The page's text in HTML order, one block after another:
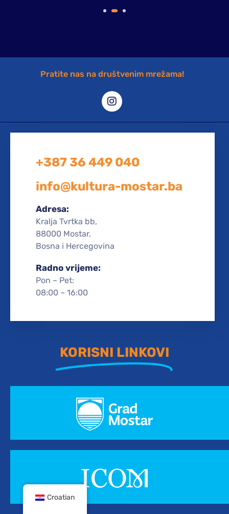
Pratite nas na društvenim mrežama!
+387 36 449 040
info@kultura-mostar.ba
Adresa:
Kralja Tvrtka bb,
88000 Mostar,
Bosna i Hercegovina
Radno vrijeme:
Pon – Pet:
08:00 – 16:00
KORISNI LINKOVI
Croatian